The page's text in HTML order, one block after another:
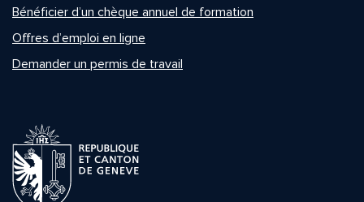
Bénéficier d’un chèque annuel de formation
Offres d’emploi en ligne
Demander un permis de travail